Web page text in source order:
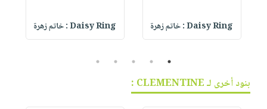
Daisy Ring : خاتم زهرة Daisy Ring : خاتم زهرة
1
2
3
4
5
بنود أخرى لـ CLEMENTINE :